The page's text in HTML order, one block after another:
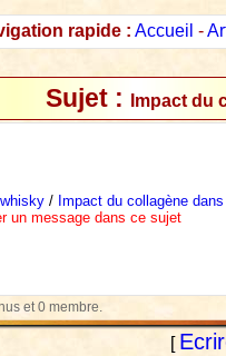
rapide : Accueil -
Sujet : Impact du
/ Impact du collagène
un message dans ce sujet
et 0 membre.
[